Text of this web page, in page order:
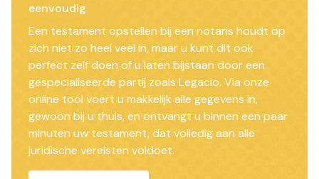
eenvoudig
Een testament opstellen bij een notaris houdt op
zich niet zo heel veel in, maar u kunt dit ook
perfect zelf doen of u laten bijstaan door een
gespecialiseerde partij zoals Legacio. Via onze
online tool voert u makkelijk alle gegevens in,
gewoon bij u thuis, en ontvangt u binnen een paar
minuten uw testament, dat volledig aan alle
juridische vereisten voldoet.